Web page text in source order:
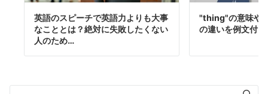
英語のスピーチで英語力よりも大事
なこととは？絶対に失敗したくない
人のため…
"thing"の意味や
の違いを例文付